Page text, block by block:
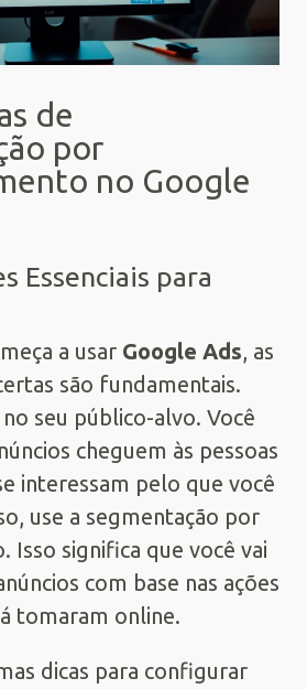
de
por
no Google
Essenciais para
a usar Google Ads, as
são fundamentais.
seu público-alvo. Você
cheguem às pessoas
interessam pelo que você
use a segmentação por
Isso significa que você vai
com base nas ações
tomaram online.
dicas para configurar